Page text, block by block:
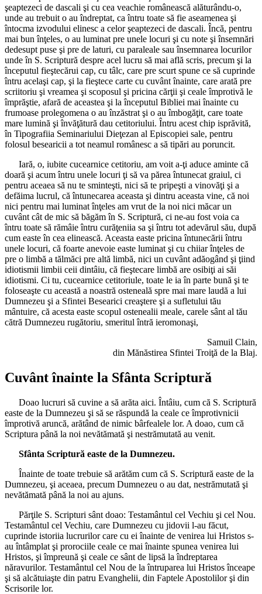
şeaptezeci de dascali şi cu cea veachie românească alăturându-o,
unde au trebuit o au îndreptat, ca întru toate să fie aseamenea şi
întocma izvodului elinesc a celor şeaptezeci de dascali. Încă, pentru
mai bun înţeles, o au luminat pre unele locuri şi cu note şi însemnări
dedesupt puse şi pre de laturi, cu paraleale sau însemnarea locurilor
unde în S. Scriptură despre acel lucru să mai află scris, precum şi la
începutul fieştecărui cap, cu tâlc, care pre scurt spune ce să cuprinde
întru acelaşi cap, şi la fieştece carte cu cuvânt înainte, care arată pre
scriitoriu şi vreamea şi scoposul şi pricina cărţii şi ceale împrotivă le
împrăştie, afară de aceastea şi la începutul Bibliei mai înainte cu
frumoase prolegomena o au înzăstrat şi o au îmbogăţit, care toate
mare lumină şi învăţătură dau cetitoriului. Întru acest chip isprăvită,
în Tipografiia Seminariului Dieţezan al Episcopiei sale, pentru
folosul besearicii a tot neamul românesc a să tipări au poruncit.
Iară, o, iubite cucearnice cetitoriu, am voit a-ţi aduce aminte că
doară şi acum întru unele locuri ţi să va părea întunecat graiul, ci
pentru aceaea să nu te sminteşti, nici să te pripeşti a vinovăţi şi a
defăima lucrul, că întunecarea aceasta şi dintru aceasta vine, că noi
nici pentru mai luminat înţeles am vrut de la noi nici măcar un
cuvânt cât de mic să băgăm în S. Scriptură, ci ne-au fost voia ca
întru toate să rămâie întru curăţeniia sa şi întru tot adevărul său, după
cum easte în cea elinească. Aceasta easte pricina întunecării întru
unele locuri, că foarte anevoie easte luminat şi cu chiiar înţeles de
pre o limbă a tălmăci pre altă limbă, nici un cuvânt adăogând şi ţiind
idiotismii limbii ceii dintâiu, că fieştecare limbă are osibiţi ai săi
idiotismi. Ci tu, cucearnice cetitoriule, toate le ia în parte bună şi te
foloseaşte cu această a noastră osteneală spre mai mare laudă a lui
Dumnezeu şi a Sfintei Besearici creaştere şi a sufletului tău
mântuire, că acesta easte scopul ostenealii meale, carele sânt al tău
cătră Dumnezeu rugătoriu, smeritul întră ieromonaşi,
Samuil Clain,
din Mănăstirea Sfintei Troiţă de la Blaj.
Cuvânt înainte la Sfânta Scriptură
Doao lucruri să cuvine a să arăta aici. Întâiu, cum că S. Scriptură
easte de la Dumnezeu şi să se răspundă la ceale ce împrotivnicii
împrotivă aruncă, arătând de nimic bârfealele lor. A doao, cum că
Scriptura până la noi nevătămată şi nestrămutată au venit.
Sfânta Scriptură easte de la Dumnezeu.
Înainte de toate trebuie să arătăm cum că S. Scriptură easte de la
Dumnezeu, şi aceaea, precum Dumnezeu o au dat, nestrămutată şi
nevătămată până la noi au ajuns.
Părţile S. Scripturi sânt doao: Testamântul cel Vechiu şi cel Nou.
Testamântul cel Vechiu, care Dumnezeu cu jidovii l-au făcut,
cuprinde istoriia lucrurilor care cu ei înainte de venirea lui Hristos s-
au întâmplat şi prorociile ceale ce mai înainte spunea venirea lui
Hristos, şi împreună şi ceale ce sânt de lipsă la îndreptarea
năravurilor. Testamântul cel Nou de la întruparea lui Hristos înceape
şi să alcătuiaşte din patru Evanghelii, din Faptele Apostolilor şi din
Scrisorile lor.